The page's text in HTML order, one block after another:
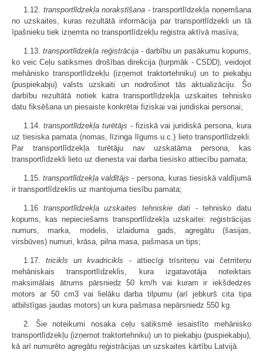
1.12. transportlīdzekļa norakstīšana - transportlīdzekļa noņemšana
no uzskaites, kuras rezultātā informācija par transportlīdzekli un tā
īpašnieku tiek izņemta no transportlīdzekļu reģistra aktīvā masīva;
1.13.transportlīdzekļa reģistrācija- darbību un pasākumu kopums,
ko veic Ceļu satiksmes drošības direkcija (turpmāk - CSDD), veidojot
mehānisko transportlīdzekļu (izņemot traktortehniku) un to piekabju
(puspiekabju) valsts uzskaiti un nodrošinot tās aktualizāciju. Šo
darbību rezultātā notiek katra transportlīdzekļa uzskaites tehnisko
datu fiksēšana un piesaiste konkrētai fiziskai vai juridiskai personai;
1.14. transportlīdzekļa turētājs - fiziskā vai juridiskā persona, kura
uz tiesiska pamata (nomas, līzinga līgums u.c.) lieto transportlīdzekli.
Par transportlīdzekļa turētāju nav uzskatāma persona, kas
transportlīdzekli lieto uz dienesta vai darba tiesisko attiecību pamata;
1.15.transportlīdzekļa valdītājs - persona, kuras tiesiskā valdījumā
ir transportlīdzeklis uz mantojuma tiesību pamata;
1.16 transportlīdzekļa uzskaites tehniskie dati- tehnisko datu
kopums, kas nepieciešams transportlīdzekļa uzskaitei: reģistrācijas
numurs, marka, modelis, izlaiduma gads, agregātu (šasijas,
virsbūves) numuri, krāsa, pilna masa, pašmasa un tips;
1.17.tricikls un kvadricikls - attiecīgi trīsriteņu vai četrriteņu
mehāniskais transportlīdzeklis, kura izgatavotāja noteiktais
maksimālais ātrums pārsniedz 50 km/h vai kuram ir iekšdedzes
motors ar 50 cm3 vai lielāku darba tilpumu (arī jebkurš cita tipa
atbilstīgas jaudas motors) un kura pašmasa nepārsniedz 550 kg.
2. Šie noteikumi nosaka ceļu satiksmē iesaistīto mehānisko
transportlīdzekļu (izņemot traktortehniku) un to piekabju (puspiekabju),
kā arī numurēto agregātu reģistrācijas un uzskaites kārtību Latvijā.